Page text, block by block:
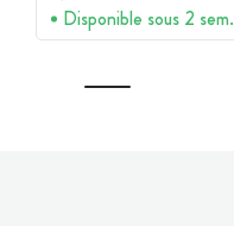
Disponible sous 2 sem.